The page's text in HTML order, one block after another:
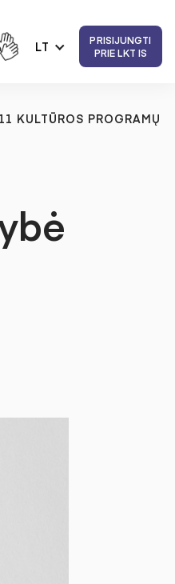
LT
PRISIJUNGTI
PRIE LKT IS
KULTŪROS PROGRAMŲ